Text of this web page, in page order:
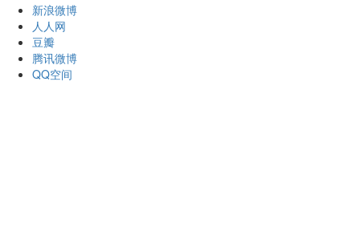
新浪微博
人人网
豆瓣
腾讯微博
QQ空间